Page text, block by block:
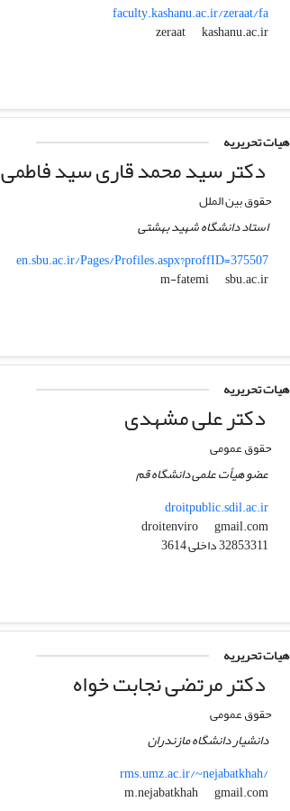
faculty.kashanu.ac.ir/zeraat/fa
zeraat
kashanu.ac.ir
هیات تحریریه
دکتر سید محمد قاری سید فاطمی
حقوق بین الملل
استاد دانشگاه شهید بهشتی
en.sbu.ac.ir/Pages/Profiles.aspx?proffID=375507
m-fatemi
sbu.ac.ir
هیات تحریریه
دکتر علی مشهدی
حقوق عمومی
عضو هیأت علمی دانشگاه قم
droitpublic.sdil.ac.ir
droitenviro
gmail.com
هیات تحریریه
دکتر مرتضی نجابت خواه
حقوق عمومی
دانشیار دانشگاه مازندران
rms.umz.ac.ir/~nejabatkhah/
m.nejabatkhah
gmail.com